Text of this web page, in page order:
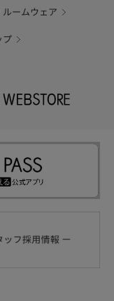
ームウェア
プ